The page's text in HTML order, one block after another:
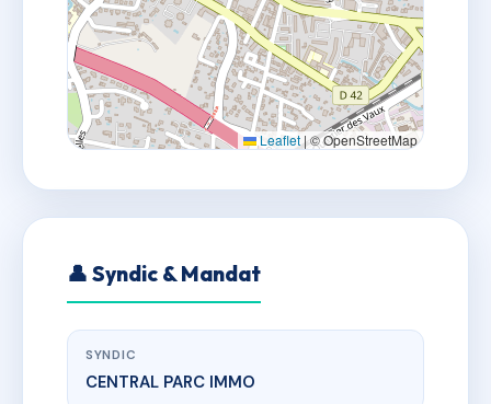
Leaflet | © OpenStreetMap
👤 Syndic & Mandat
SYNDIC
CENTRAL PARC IMMO